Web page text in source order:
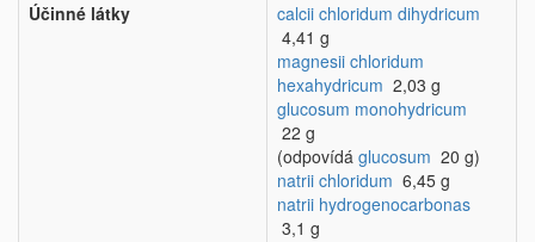
Účinné látky
calcii chloridum dihydricum
4,41 g
magnesii chloridum
hexahydricum 2,03 g
glucosum monohydricum
22 g
(odpovídá glucosum 20 g)
natrii chloridum 6,45 g
natrii hydrogenocarbonas
3,1 g